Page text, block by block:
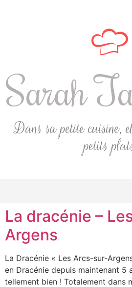
Sarah
Dans sa petite cuisine,
petits
La dracénie –
Argens
La Dracénie « Les Arcs-sur-
en Dracénie depuis maintenant 5
tellement bien ! Totalement dans